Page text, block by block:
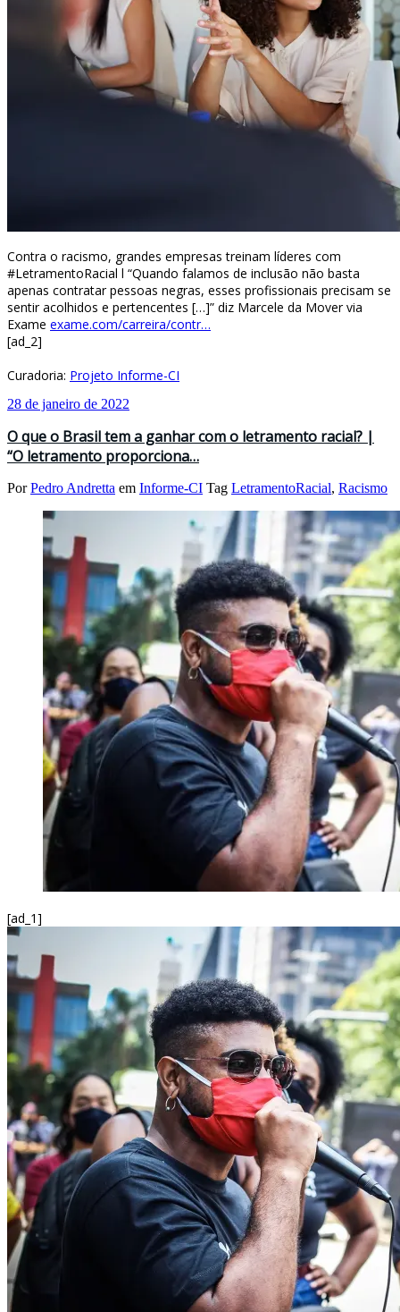
Contra o racismo, grandes empresas treinam líderes com
#LetramentoRacial l “Quando falamos de inclusão não basta
apenas contratar pessoas negras, esses profissionais precisam se
sentir acolhidos e pertencentes […]” diz Marcele da Mover via
Exame exame.com/carreira/contr…
[ad_2]
Curadoria: Projeto Informe-CI
28 de janeiro de 2022
O que o Brasil tem a ganhar com o letramento racial? |
“O letramento proporciona…
PorPedro Andretta em Informe-CI Tag LetramentoRacial, Racismo
[ad_1]